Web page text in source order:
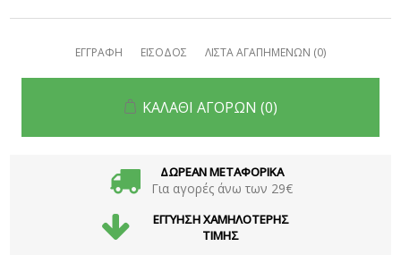
ΕΓΓΡΑΦΗ ΕΙΣΟΔΟΣ ΛΙΣΤΑ ΑΓΑΠΗΜΕΝΩΝ (0)
ΚΑΛΑΘΙ ΑΓΟΡΩΝ (0)
ΔΩΡΕΑΝ ΜΕΤΑΦΟΡΙΚΑ
Για αγορές άνω των 29€
ΕΓΓΥΗΣΗ ΧΑΜΗΛΟΤΕΡΗΣ
ΤΙΜΗΣ